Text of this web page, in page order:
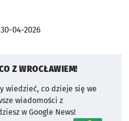
30-04-2026
Z WROCŁAWIEM!
wiedzieć, co dzieje się we
wiadomości z
w Google News!